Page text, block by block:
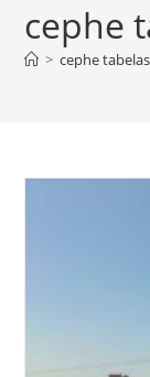
cephe
> cephe